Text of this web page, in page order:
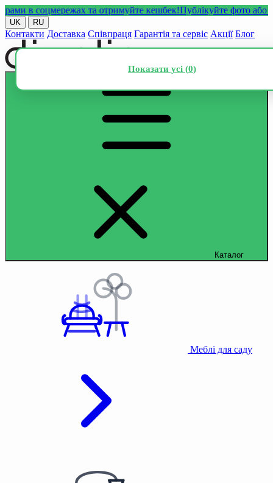
в соцмережах та отримуйте кешбек!Публікуйте фото або
UK RU
Контакти Доставка Співпраця Гарантія та сервіс Акції Блог
Каталог
Меблі для саду
Показати усі (0)